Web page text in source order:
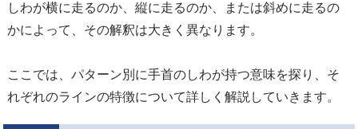
しわが横に走るのか、縦に走るのか、または斜めに走るの
かによって、その解釈は大きく異なります。
ここでは、パターン別に手首のしわが持つ意味を探り、そ
れぞれのラインの特徴について詳しく解説していきます。